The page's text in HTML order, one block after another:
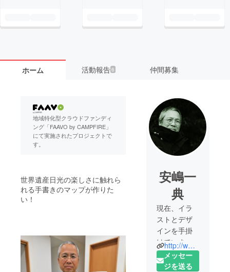
ホーム 活動報告6 仲間募集
地域特化型クラウドファンディ
ング「FAAVO by CAMPFIRE」
にて実施されたプロジェクトで
す。
世界遺産日光の楽しさに触れら
れる手書きのマップが作りた
い！
安嶋一
典
現在、イラ
ストとデザ
インを手掛
けていま
す。マル
シェや音楽
http://www.toh-tas.com/
メッセー
ジを送る